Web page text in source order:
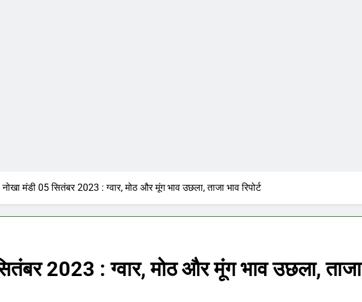
नोखा मंडी 05 सितंबर 2023 : ग्वार, मोठ और मूंग भाव उछला, ताजा भाव रिपोर्ट
2023 : ग्वार, मोठ और मूंग भाव उछला, ताजा